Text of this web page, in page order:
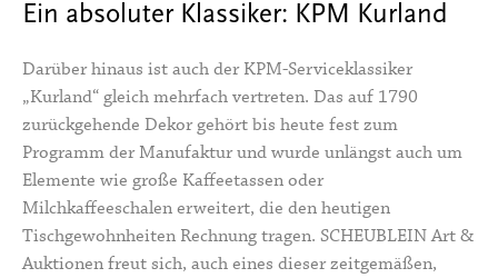
Ein absoluter Klassiker: KPM Kurland
Darüber hinaus ist auch der KPM-Serviceklassiker
„Kurland“ gleich mehrfach vertreten. Das auf 1790
zurückgehende Dekor gehört bis heute fest zum
Programm der Manufaktur und wurde unlängst auch um
Elemente wie große Kaffeetassen oder
Milchkaffeeschalen erweitert, die den heutigen
Tischgewohnheiten Rechnung tragen. SCHEUBLEIN Art &
Auktionen freut sich, auch eines dieser zeitgemäßen,